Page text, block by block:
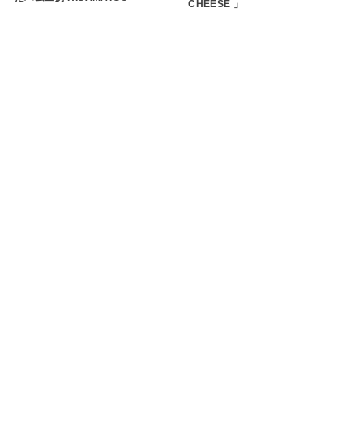
CHEESE 」